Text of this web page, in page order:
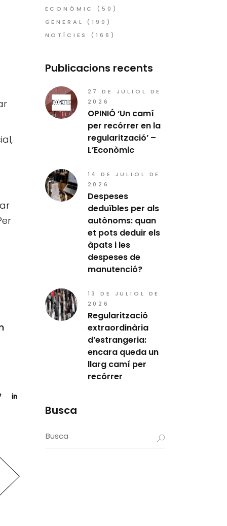
ECONÒMIC
(50)
GENERAL
(190)
NOTÍCIES
(166)
Publicacions recents
27 DE JULIOL DE
2026
OPINIÓ ‘Un camí
per recórrer en la
regularització’ –
L’Econòmic
14 DE JULIOL DE
2026
Despeses
deduïbles per als
autònoms: quan
et pots deduir els
àpats i les
despeses de
manutenció?
13 DE JULIOL DE
2026
Regularització
extraordinària
d’estrangeria:
encara queda un
llarg camí per
recórrer
Busca
Search
for: